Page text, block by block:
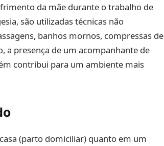
da mãe durante o trabalho de
são utilizadas técnicas não
banhos mornos, compressas de
a presença de um acompanhante de
contribui para um ambiente mais
(parto domiciliar) quanto em um